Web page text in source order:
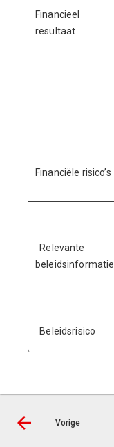
Financieel
resultaat
Financiële risico’s
Relevante
beleidsinformatie
Beleidsrisico
Vorige